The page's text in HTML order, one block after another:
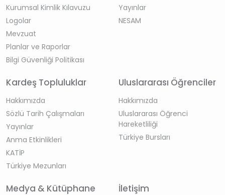
Kurumsal Kimlik Kılavuzu
Logolar
Mevzuat
Planlar ve Raporlar
Bilgi Güvenliği Politikası
Yayınlar
NESAM
Kardeş Topluluklar
Hakkımızda
Sözlü Tarih Çalışmaları
Yayınlar
Anma Etkinlikleri
KATİP
Türkiye Mezunları
Uluslararası Öğrenciler
Hakkımızda
Uluslararası Öğrenci
Hareketliliği
Türkiye Bursları
Medya & Kütüphane İletişim